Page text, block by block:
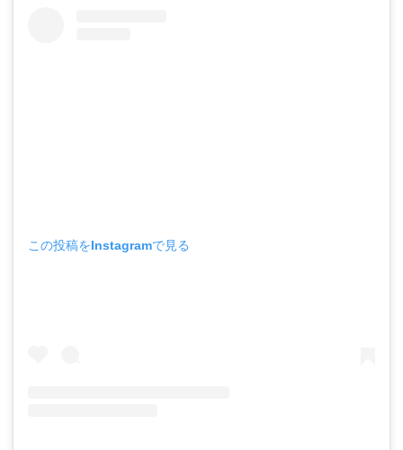
この投稿をInstagramで見る